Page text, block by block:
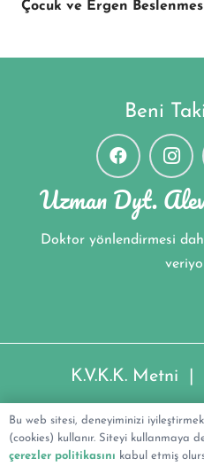
Çocuk ve Ergen
Beni
Uzman Dyt.
Doktor yönlendirmesi
K.V.K.K. Metni
Uzman Dyt. Alev
Bu web sitesi, deneyiminizi
(cookies) kullanır. Siteyi kullanmaya
çerezler politikasını kabul etmiş